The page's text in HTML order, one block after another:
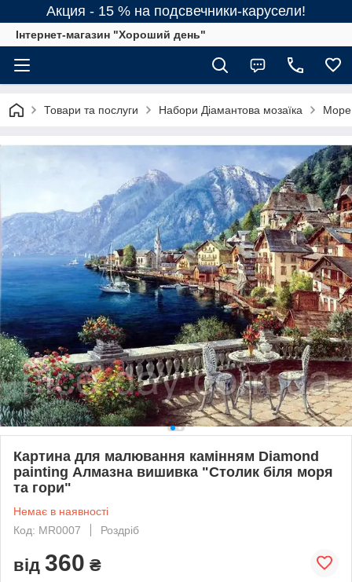
Акция - 15 % на подсвечники-карусели!
Інтернет-магазин "Хороший день"
Товари та послуги Набори Діамантова мозаїка
Картина для малювання камінням Diamond
painting Алмазна вишивка "Столик біля моря
та гори"
Немає в наявності
Код: MR0007
Роздріб
від 360 ₴